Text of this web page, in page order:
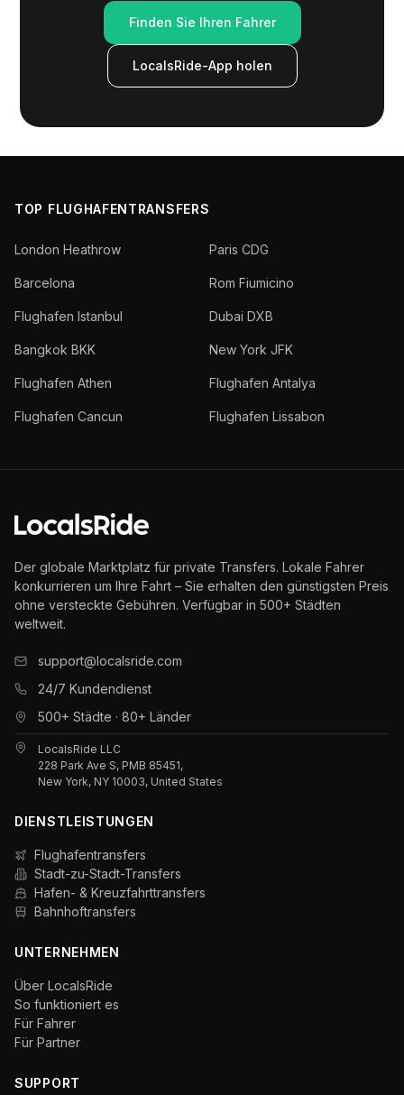
Finden Sie Ihren Fahrer
LocalsRide-App holen
TOP FLUGHAFENTRANSFERS
London Heathrow Paris CDG
Barcelona Rom Fiumicino
Flughafen Istanbul Dubai DXB
Bangkok BKK New York JFK
Flughafen Athen Flughafen Antalya
Flughafen Cancun Flughafen Lissabon
Der globale Marktplatz für private Transfers. Lokale Fahrer
konkurrieren um Ihre Fahrt – Sie erhalten den günstigsten Preis
ohne versteckte Gebühren. Verfügbar in 500+ Städten
weltweit.
support@localsride.com
24/7 Kundendienst
500+ Städte · 80+ Länder
LocalsRide LLC
228 Park Ave S, PMB 85451,
New York, NY 10003, United States
DIENSTLEISTUNGEN
Flughafentransfers
Stadt-zu-Stadt-Transfers
Hafen- & Kreuzfahrttransfers
Bahnhoftransfers
UNTERNEHMEN
Über LocalsRide
So funktioniert es
Für Fahrer
Für Partner
SUPPORT